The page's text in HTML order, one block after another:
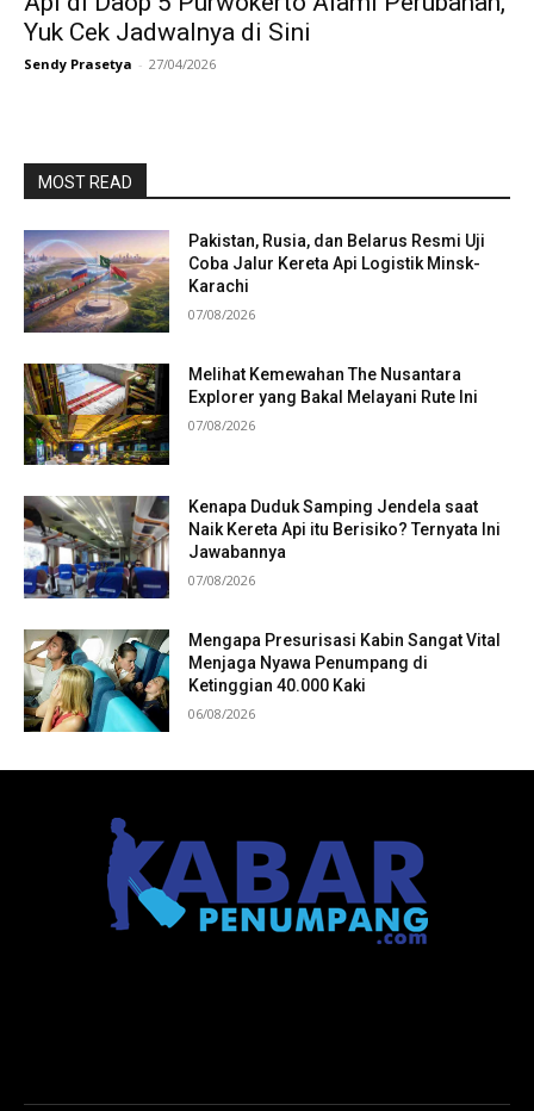
Yuk Cek Jadwalnya di Sini
Sendy Prasetya - 27/04/2026
MOST READ
Pakistan, Rusia, dan Belarus Resmi Uji
Coba Jalur Kereta Api Logistik Minsk-
Karachi
07/08/2026
Melihat Kemewahan The Nusantara
Explorer yang Bakal Melayani Rute Ini
07/08/2026
Kenapa Duduk Samping Jendela saat
Naik Kereta Api itu Berisiko? Ternyata Ini
Jawabannya
07/08/2026
Mengapa Presurisasi Kabin Sangat Vital
Menjaga Nyawa Penumpang di
Ketinggian 40.000 Kaki
06/08/2026